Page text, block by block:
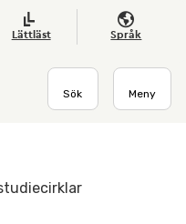
Lättläst Språk
Sök Meny